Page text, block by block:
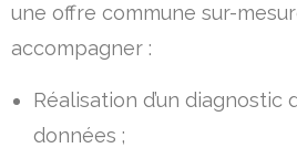
une offre commune sur-
accompagner :
Réalisation d’un
données ;